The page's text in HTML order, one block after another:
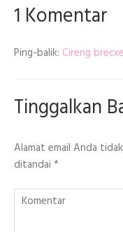
1 Komentar
Ping-balik: Cireng
Tinggalkan
Alamat email Anda
ditandai *
Komentar